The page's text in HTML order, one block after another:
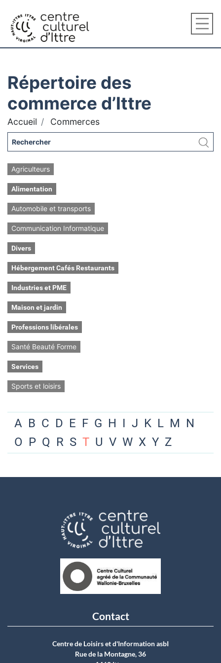
Répertoire des
commerce d’Ittre
Accueil Commerces
Agriculteurs
Alimentation
Automobile et transports
Communication Informatique
Divers
Hébergement Cafés Restaurants
Industries et PME
Maison et jardin
Professions libérales
Santé Beauté Forme
Services
Sports et loisirs
A B C D E F G H I J K L M N
O P Q R S T U V W X Y Z
Contact
Centre de Loisirs et d'Information asbI
Rue de la Montagne, 36